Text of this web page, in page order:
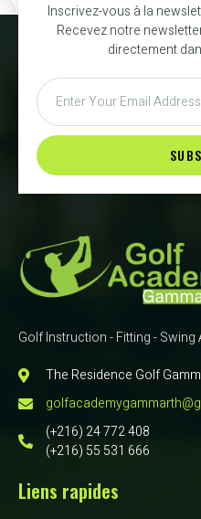
Inscrivez-vous à la
Recevez notre
directement
Golf Instruction - Fitting -
The Residence Golf
(+216) 24 772 408
(+216) 55 531 666
Liens rapides